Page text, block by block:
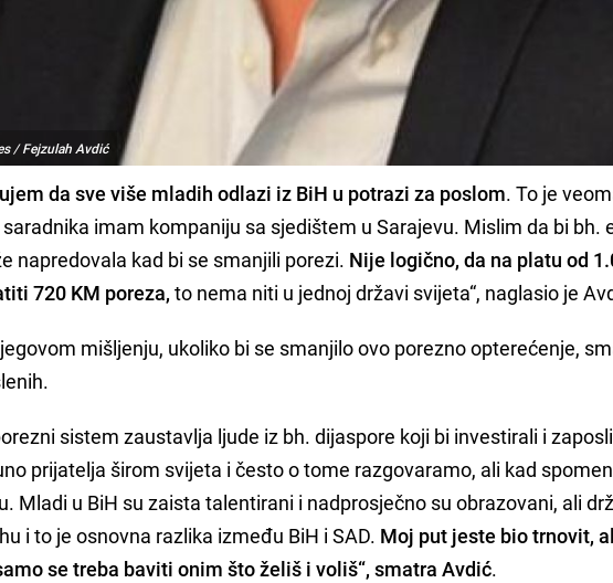
/ Fejzulah Avdić
da sve više mladih odlazi iz BiH u potrazi za poslom. To je
imam kompaniju sa sjedištem u Sarajevu. Mislim da bi bh.
napredovala kad bi se smanjili porezi. Nije logično, da na platu od
720 KM poreza,to nema niti u jednoj državi svijeta“, naglasio je
mišljenju, ukoliko bi se smanjilo ovo porezno opterećenje,
sistem zaustavlja ljude iz bh. dijaspore koji bi investirali i
prijatelja širom svijeta i često o tome razgovaramo, ali kad
Mladi u BiH su zaista talentirani i nadprosječno su obrazovani, ali
i to je osnovna razlika između BiH i SAD. Moj put jeste bio trnovit,
se treba baviti onim što želiš i voliš“, smatra Avdić.